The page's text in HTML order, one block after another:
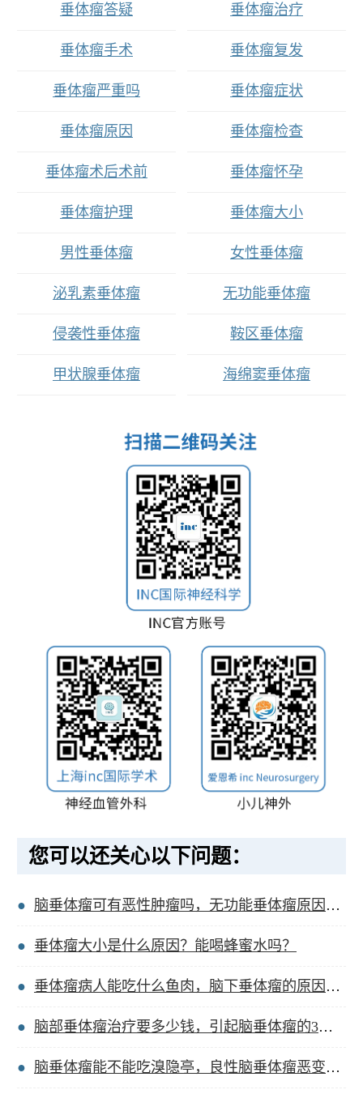
垂体瘤答疑 垂体瘤治疗
垂体瘤手术 垂体瘤复发
垂体瘤严重吗 垂体瘤症状
垂体瘤原因 垂体瘤检查
垂体瘤术后术前 垂体瘤怀孕
垂体瘤护理 垂体瘤大小
男性垂体瘤 女性垂体瘤
泌乳素垂体瘤 无功能垂体瘤
侵袭性垂体瘤 鞍区垂体瘤
甲状腺垂体瘤 海绵窦垂体瘤
您可以还关心以下问题：
脑垂体瘤可有恶性肿瘤吗，无功能垂体瘤原因造成的？
垂体瘤大小是什么原因？能喝蜂蜜水吗？
垂体瘤病人能吃什么鱼肉，脑下垂体瘤的原因及治疗？
脑部垂体瘤治疗要多少钱，引起脑垂体瘤的3种原因？
脑垂体瘤能不能吃溴隐亭，良性脑垂体瘤恶变的原因？